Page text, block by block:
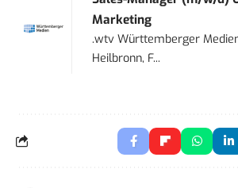
Marketing
.wtv Württemberger
Heilbronn, F...